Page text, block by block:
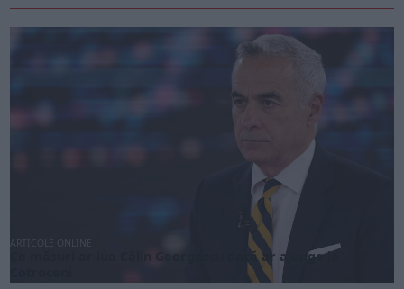
ARTICOLE ONLINE
Ce măsuri ar lua Călin Georgescu dacă ar ajunge la